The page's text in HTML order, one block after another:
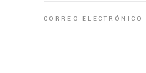
CORREO ELECTRÓNICO